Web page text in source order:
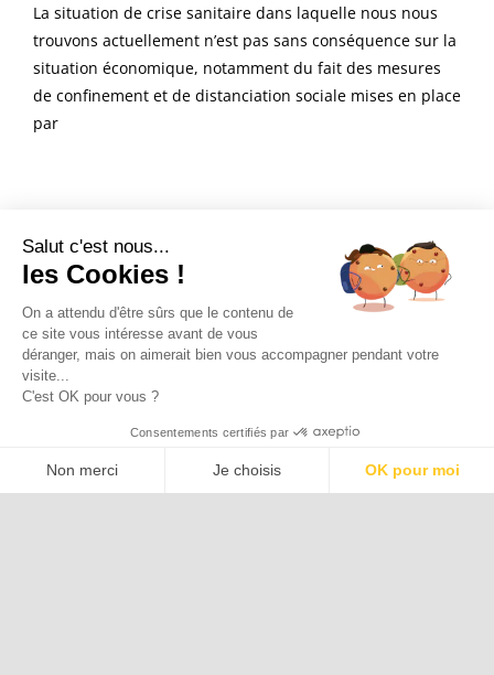
La situation de crise sanitaire dans laquelle nous nous
trouvons actuellement n’est pas sans conséquence sur la
situation économique, notamment du fait des mesures
de confinement et de distanciation sociale mises en place
par
Voir les articles de Jean Phillipe Morel
Salut c'est nous...
les Cookies !
On a attendu d'être sûrs que le contenu de
ce site vous intéresse avant de vous
déranger, mais on aimerait bien vous accompagner pendant votre
visite...
C'est OK pour vous ?
Consentements certifiés par
Non merci Je choisis
OK pour moi